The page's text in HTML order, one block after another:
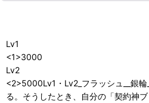
Lv1
<1>3000
Lv2
<2>5000Lv1・Lv2_フラッシュ__銀
る。そうしたとき、自分の「契約神